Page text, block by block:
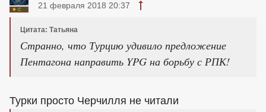
21 февраля 2018 20:37
Цитата: Татьяна
Странно, что Турцию удивило предложение
Пентагона направить YPG на борьбу с РПК!
Турки просто Черчилля не читали